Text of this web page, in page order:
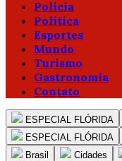
Polícia
Política
Esportes
Mundo
Turismo
Gastronomia
Contato
ESPECIAL FLÓRIDA
ESPECIAL FLÓRIDA
Brasil
Cidades